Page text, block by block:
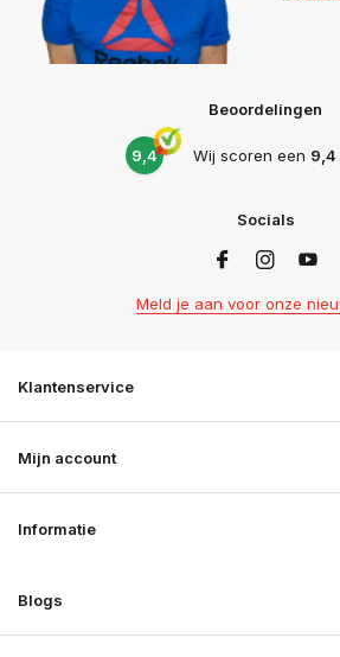
Beoordelingen
9,4 Wij scoren een 9,4
Socials
Meld je aan voor onze
Klantenservice
Mijn account
Informatie
Blogs